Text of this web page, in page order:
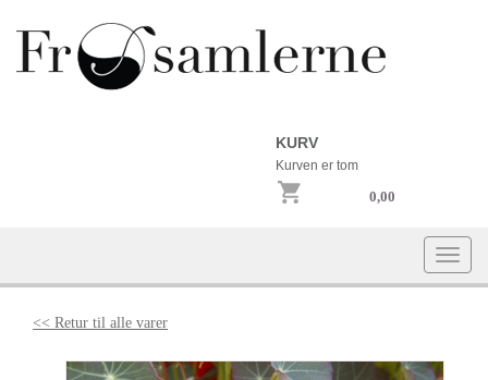
KURV
Kurven er tom
0,00
<< Retur til alle varer